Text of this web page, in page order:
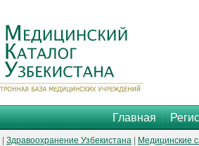
Главная
Здравоохранение Узбекистана Медицинские